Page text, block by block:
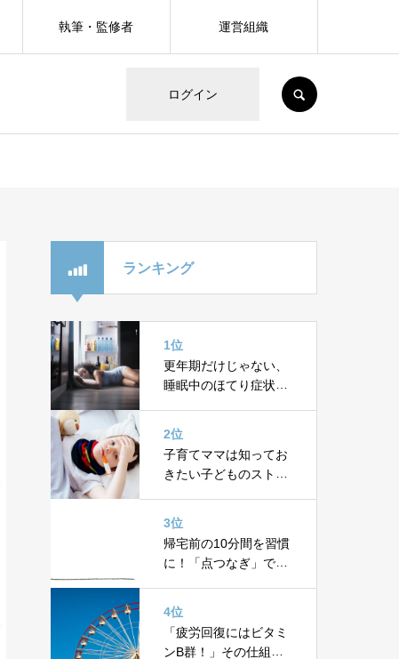
ログイン
執筆・監修者 運営組織
ランキング
1位
更年期だけじゃない、
睡眠中のほてり症状が
2位
子育てママは知ってお
きたい子どものストレ
3位
帰宅前の10分間を習慣
に！「点つなぎ」で脳
4位
「疲労回復にはビタミ
ンB群！」その仕組み